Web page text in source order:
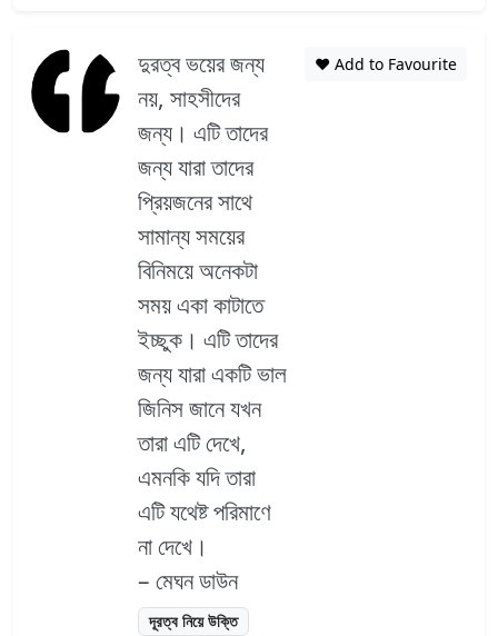
দুরত্ব ভয়ের জন্য
নয়, সাহসীদের
জন্য। এটি তাদের
জন্য যারা তাদের
প্রিয়জনের সাথে
সামান্য সময়ের
বিনিময়ে অনেকটা
সময় একা কাটাতে
ইচ্ছুক। এটি তাদের
জন্য যারা একটি ভাল
জিনিস জানে যখন
তারা এটি দেখে,
এমনকি যদি তারা
এটি যথেষ্ট পরিমাণে
না দেখে।
– মেঘন ডাউন
দূরত্ব নিয়ে উক্তি
❤️ Add to Favourite